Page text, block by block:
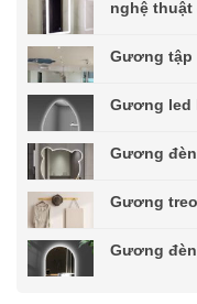
nghệ thuật
Gương tập
Gương
Gương
Gương
Gương